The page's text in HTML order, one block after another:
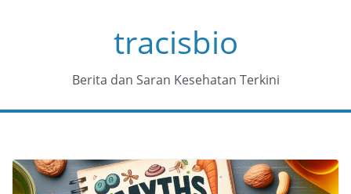
tracisbio
Berita dan Saran Kesehatan Terkini